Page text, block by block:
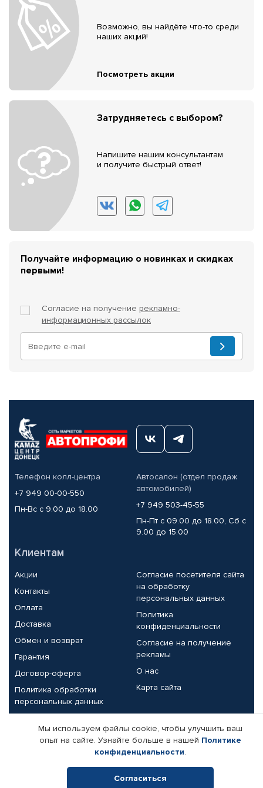
Возможно, вы найдёте что-то среди
наших акций!
Посмотреть акции
Затрудняетесь с выбором?
Напишите нашим консультантам
и получите быстрый ответ!
Получайте информацию о новинках и скидках
первыми!
Согласие на получение рекламно-
информационных рассылок
Телефон колл-центра
+7 949 00-00-550
Пн-Вс с 9.00 до 18.00
Автосалон (отдел продаж
автомобилей)
+7 949 503-45-55
Пн-Пт с 09.00 до 18.00, Сб с
9.00 до 15.00
Клиентам
Акции
Контакты
Оплата
Доставка
Обмен и возврат
Гарантия
Договор-оферта
Политика обработки
персональных данных
Согласие посетителя сайта
на обработку
персональных данных
Политика
конфиденциальности
Согласие на получение
рекламы
О нас
Карта сайта
Партнерам
Корпоративным клиентам
Поставщикам
Реквизиты компании
Мы используем файлы cookie, чтобы улучшить ваш
опыт на сайте. Узнайте больше в нашей Политике
конфиденциальности.
Согласиться